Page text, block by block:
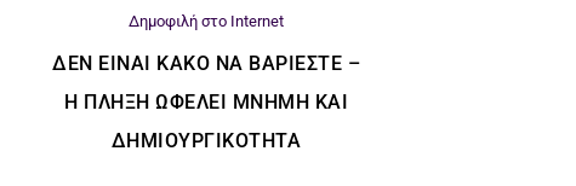
Δημοφιλή στο Internet
ΔΕΝ ΕΊΝΑΙ ΚΑΚΌ ΝΑ ΒΑΡΙΈΣΤΕ –
Η ΠΛΉΞΗ ΩΦΕΛΕΊ ΜΝΉΜΗ ΚΑΙ
ΔΗΜΙΟΥΡΓΙΚΌΤΗΤΑ